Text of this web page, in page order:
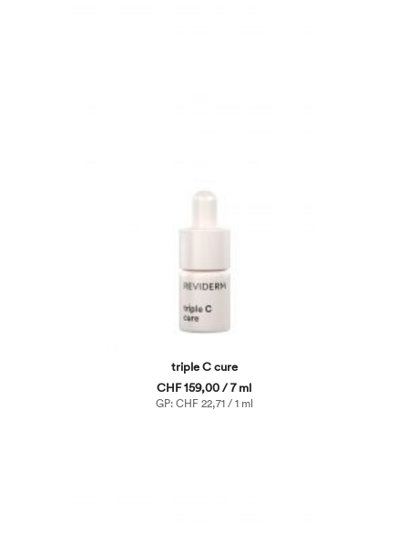
triple C cure
CHF 159,00 / 7 ml
GP: CHF 22,71 / 1 ml